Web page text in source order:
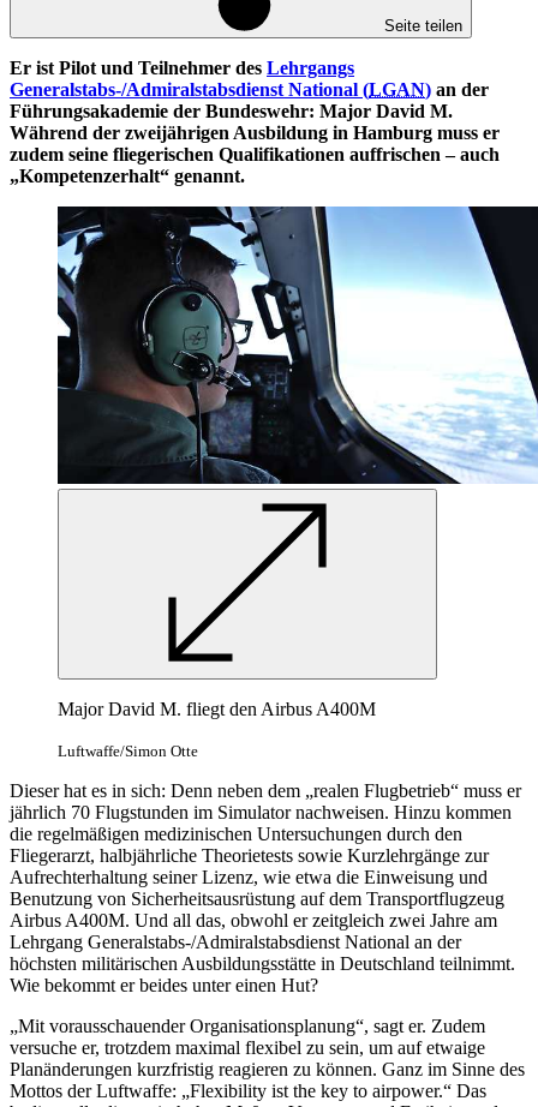
Seite teilen
Er ist Pilot und Teilnehmer des Lehrgangs
Generalstabs-/Admiralstabsdienst National (LGAN) an der
Führungsakademie der Bundeswehr: Major David M.
Während der zweijährigen Ausbildung in Hamburg muss er
zudem seine fliegerischen Qualifikationen auffrischen – auch
„Kompetenzerhalt“ genannt.
Major David M. fliegt den Airbus A400M
Luftwaffe/Simon Otte
Dieser hat es in sich: Denn neben dem „realen Flugbetrieb“ muss er
jährlich 70 Flugstunden im Simulator nachweisen. Hinzu kommen
die regelmäßigen medizinischen Untersuchungen durch den
Fliegerarzt, halbjährliche Theorietests sowie Kurzlehrgänge zur
Aufrechterhaltung seiner Lizenz, wie etwa die Einweisung und
Benutzung von Sicherheitsausrüstung auf dem Transportflugzeug
Airbus A400M. Und all das, obwohl er zeitgleich zwei Jahre am
Lehrgang Generalstabs-/Admiralstabsdienst National an der
höchsten militärischen Ausbildungsstätte in Deutschland teilnimmt.
Wie bekommt er beides unter einen Hut?
„Mit vorausschauender Organisationsplanung“, sagt er. Zudem
versuche er, trotzdem maximal flexibel zu sein, um auf etwaige
Planänderungen kurzfristig reagieren zu können. Ganz im Sinne des
Mottos der Luftwaffe: „Flexibility ist the key to airpower.“ Das